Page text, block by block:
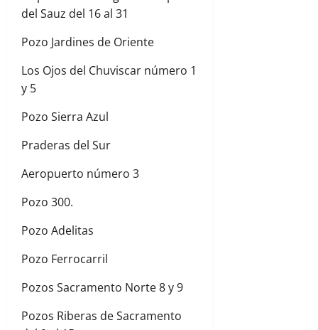
del Sauz del 16 al 31
Pozo Jardines de Oriente
Los Ojos del Chuviscar número 1
y 5
Pozo Sierra Azul
Praderas del Sur
Aeropuerto número 3
Pozo 300.
Pozo Adelitas
Pozo Ferrocarril
Pozos Sacramento Norte 8 y 9
Pozos Riberas de Sacramento